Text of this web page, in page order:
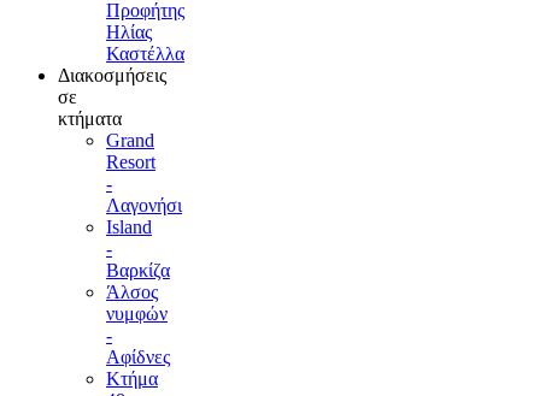
Προφήτης
Ηλίας
Καστέλλα
Διακοσμήσεις
σε
κτήματα
Grand
Resort
-
Λαγονήσι
Island
-
Βαρκίζα
Άλσος
νυμφών
-
Αφίδνες
Κτήμα